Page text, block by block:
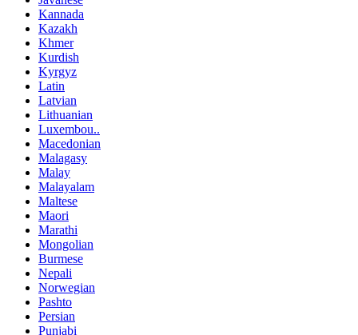
Kannada
Kazakh
Khmer
Kurdish
Kyrgyz
Latin
Latvian
Lithuanian
Luxembou..
Macedonian
Malagasy
Malay
Malayalam
Maltese
Maori
Marathi
Mongolian
Burmese
Nepali
Norwegian
Pashto
Persian
Punjabi